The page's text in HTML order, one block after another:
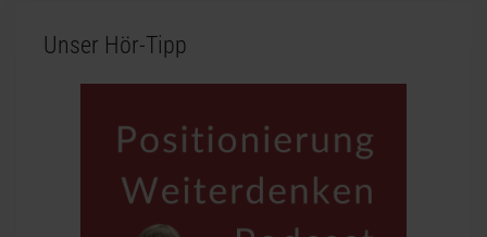
Unser Hör-Tipp